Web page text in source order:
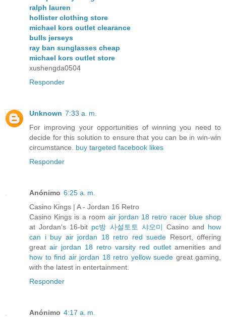
ralph lauren
hollister clothing store
michael kors outlet clearance
bulls jerseys
ray ban sunglasses cheap
michael kors outlet store
xushengda0504
Responder
Unknown 7:33 a. m.
For improving your opportunities of winning you need to
decide for this solution to ensure that you can be in win-win
circumstance. buy targeted facebook likes
Responder
Anónimo 6:25 a. m.
Casino Kings | A - Jordan 16 Retro
Casino Kings is a room air jordan 18 retro racer blue shop
at Jordan's 16-bit pc방 사설토토 샤오미 Casino and how
can i buy air jordan 18 retro red suede Resort, offering
great air jordan 18 retro varsity red outlet amenities and
how to find air jordan 18 retro yellow suede great gaming,
with the latest in entertainment.
Responder
Anónimo 4:17 a. m.